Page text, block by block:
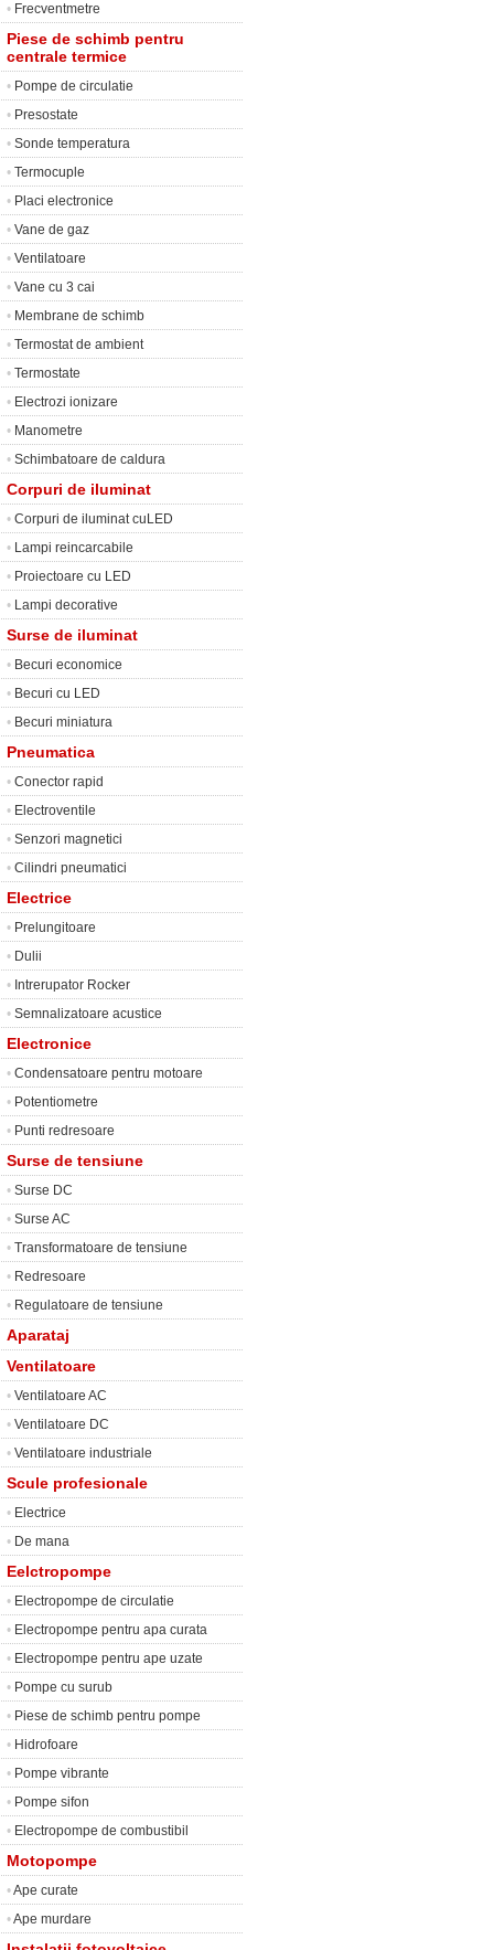
• Frecventmetre
Piese de schimb pentru
centrale termice
• Pompe de circulatie
• Presostate
• Sonde temperatura
• Termocuple
• Placi electronice
• Vane de gaz
• Ventilatoare
• Vane cu 3 cai
• Membrane de schimb
• Termostat de ambient
• Termostate
• Electrozi ionizare
• Manometre
• Schimbatoare de caldura
Corpuri de iluminat
• Corpuri de iluminat cuLED
• Lampi reincarcabile
• Proiectoare cu LED
• Lampi decorative
Surse de iluminat
• Becuri economice
• Becuri cu LED
• Becuri miniatura
Pneumatica
• Conector rapid
• Electroventile
• Senzori magnetici
• Cilindri pneumatici
Electrice
• Prelungitoare
• Dulii
• Intrerupator Rocker
• Semnalizatoare acustice
Electronice
• Condensatoare pentru motoare
• Potentiometre
• Punti redresoare
Surse de tensiune
• Surse DC
• Surse AC
• Transformatoare de tensiune
• Redresoare
• Regulatoare de tensiune
Aparataj
Ventilatoare
• Ventilatoare AC
• Ventilatoare DC
• Ventilatoare industriale
Scule profesionale
• Electrice
• De mana
Eelctropompe
• Electropompe de circulatie
• Electropompe pentru apa curata
• Electropompe pentru ape uzate
• Pompe cu surub
• Piese de schimb pentru pompe
• Hidrofoare
• Pompe vibrante
• Pompe sifon
• Electropompe de combustibil
Motopompe
•Ape curate
•Ape murdare